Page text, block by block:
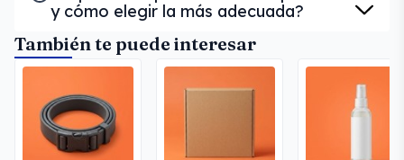
y cómo elegir la más adecuada?
También te puede interesar